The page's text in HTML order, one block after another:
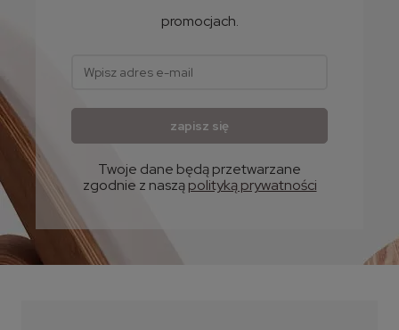
promocjach.
zapisz się
Twoje dane będą przetwarzane
zgodnie z nasząpolityką prywatności